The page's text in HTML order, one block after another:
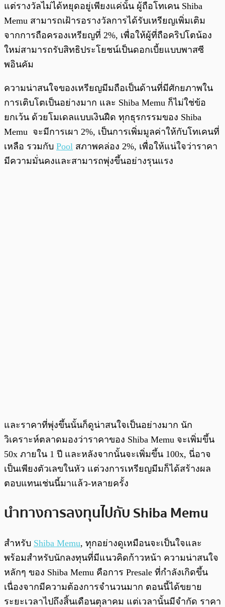
แต่รางวัลไม่ได้หยุดอยู่เพียงแค่นั้น ผู้ถือโทเคน Shiba
Memu สามารถเฝ้ารอรางวัลการได้รับเหรียญเพิ่มเติม
จากการถือครองเหรียญที่ 2%, เพื่อให้ผู้ที่ถือคริปโตน้อง
ใหม่สามารถรับสิทธิประโยชน์เป็นดอกเบี้ยแบบพาสซี
พอินคัม
ความน่าสนใจของเหรียญมีมถือเป็นด้านที่มีศักยภาพใน
การเติบโตเป็นอย่างมาก และ Shiba Memu ก็ไม่ใช่ข้อ
ยกเว้น ด้วยโมเดลแบบเงินฝืด ทุกธุรกรรมของ Shiba
Memu จะมีการเผา 2%, เป็นการเพิ่มมูลค่าให้กับโทเคนที่
เหลือ รวมกับ Pool สภาพคล่อง 2%, เพื่อให้แน่ใจว่าราคา
มีความมั่นคงและสามารถพุ่งขึ้นอย่างรุนแรง
และราคาที่พุ่งขึ้นนั้นก็ดูน่าสนใจเป็นอย่างมาก นัก
วิเคราะห์ตลาดมองว่าราคาของ Shiba Memu จะเพิ่มขึ้น
50x ภายใน 1 ปี และหลังจากนั้นจะเพิ่มขึ้น 100x, นี่อาจ
เป็นเพียงตัวเลขในหัว แต่วงการเหรียญมีมก็ได้สร้างผล
ตอบแทนเช่นนี้มาแล้ว-หลายครั้ง
นำทางการลงทุนไปกับ Shiba Memu
สำหรับ Shiba Memu, ทุกอย่างดูเหมือนจะเป็นใจและ
พร้อมสำหรับนักลงทุนที่มีแนวคิดก้าวหน้า ความน่าสนใจ
หลักๆ ของ Shiba Memu คือการ Presale ที่กำลังเกิดขึ้น
เนื่องจากมีความต้องการจำนวนมาก ตอนนี้ได้ขยาย
ระยะเวลาไปถึงสิ้นเดือนตุลาคม แต่เวลานั้นมีจำกัด ราคา